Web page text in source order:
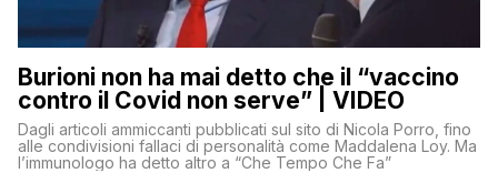
Burioni non ha mai detto che il “vaccino
contro il Covid non serve” | VIDEO
Dagli articoli ammiccanti pubblicati sul sito di Nicola Porro, fino
alle condivisioni fallaci di personalità come Maddalena Loy. Ma
l’immunologo ha detto altro a “Che Tempo Che Fa”